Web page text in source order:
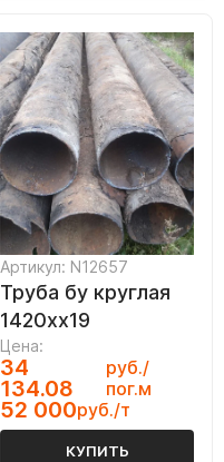
Артикул: N12657
Труба бу круглая
1420хх19
Цена:
34
134.08
руб./
пог.м
52 000руб./т
КУПИТЬ